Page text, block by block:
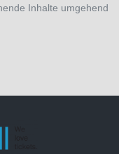
Inhalte umgehend